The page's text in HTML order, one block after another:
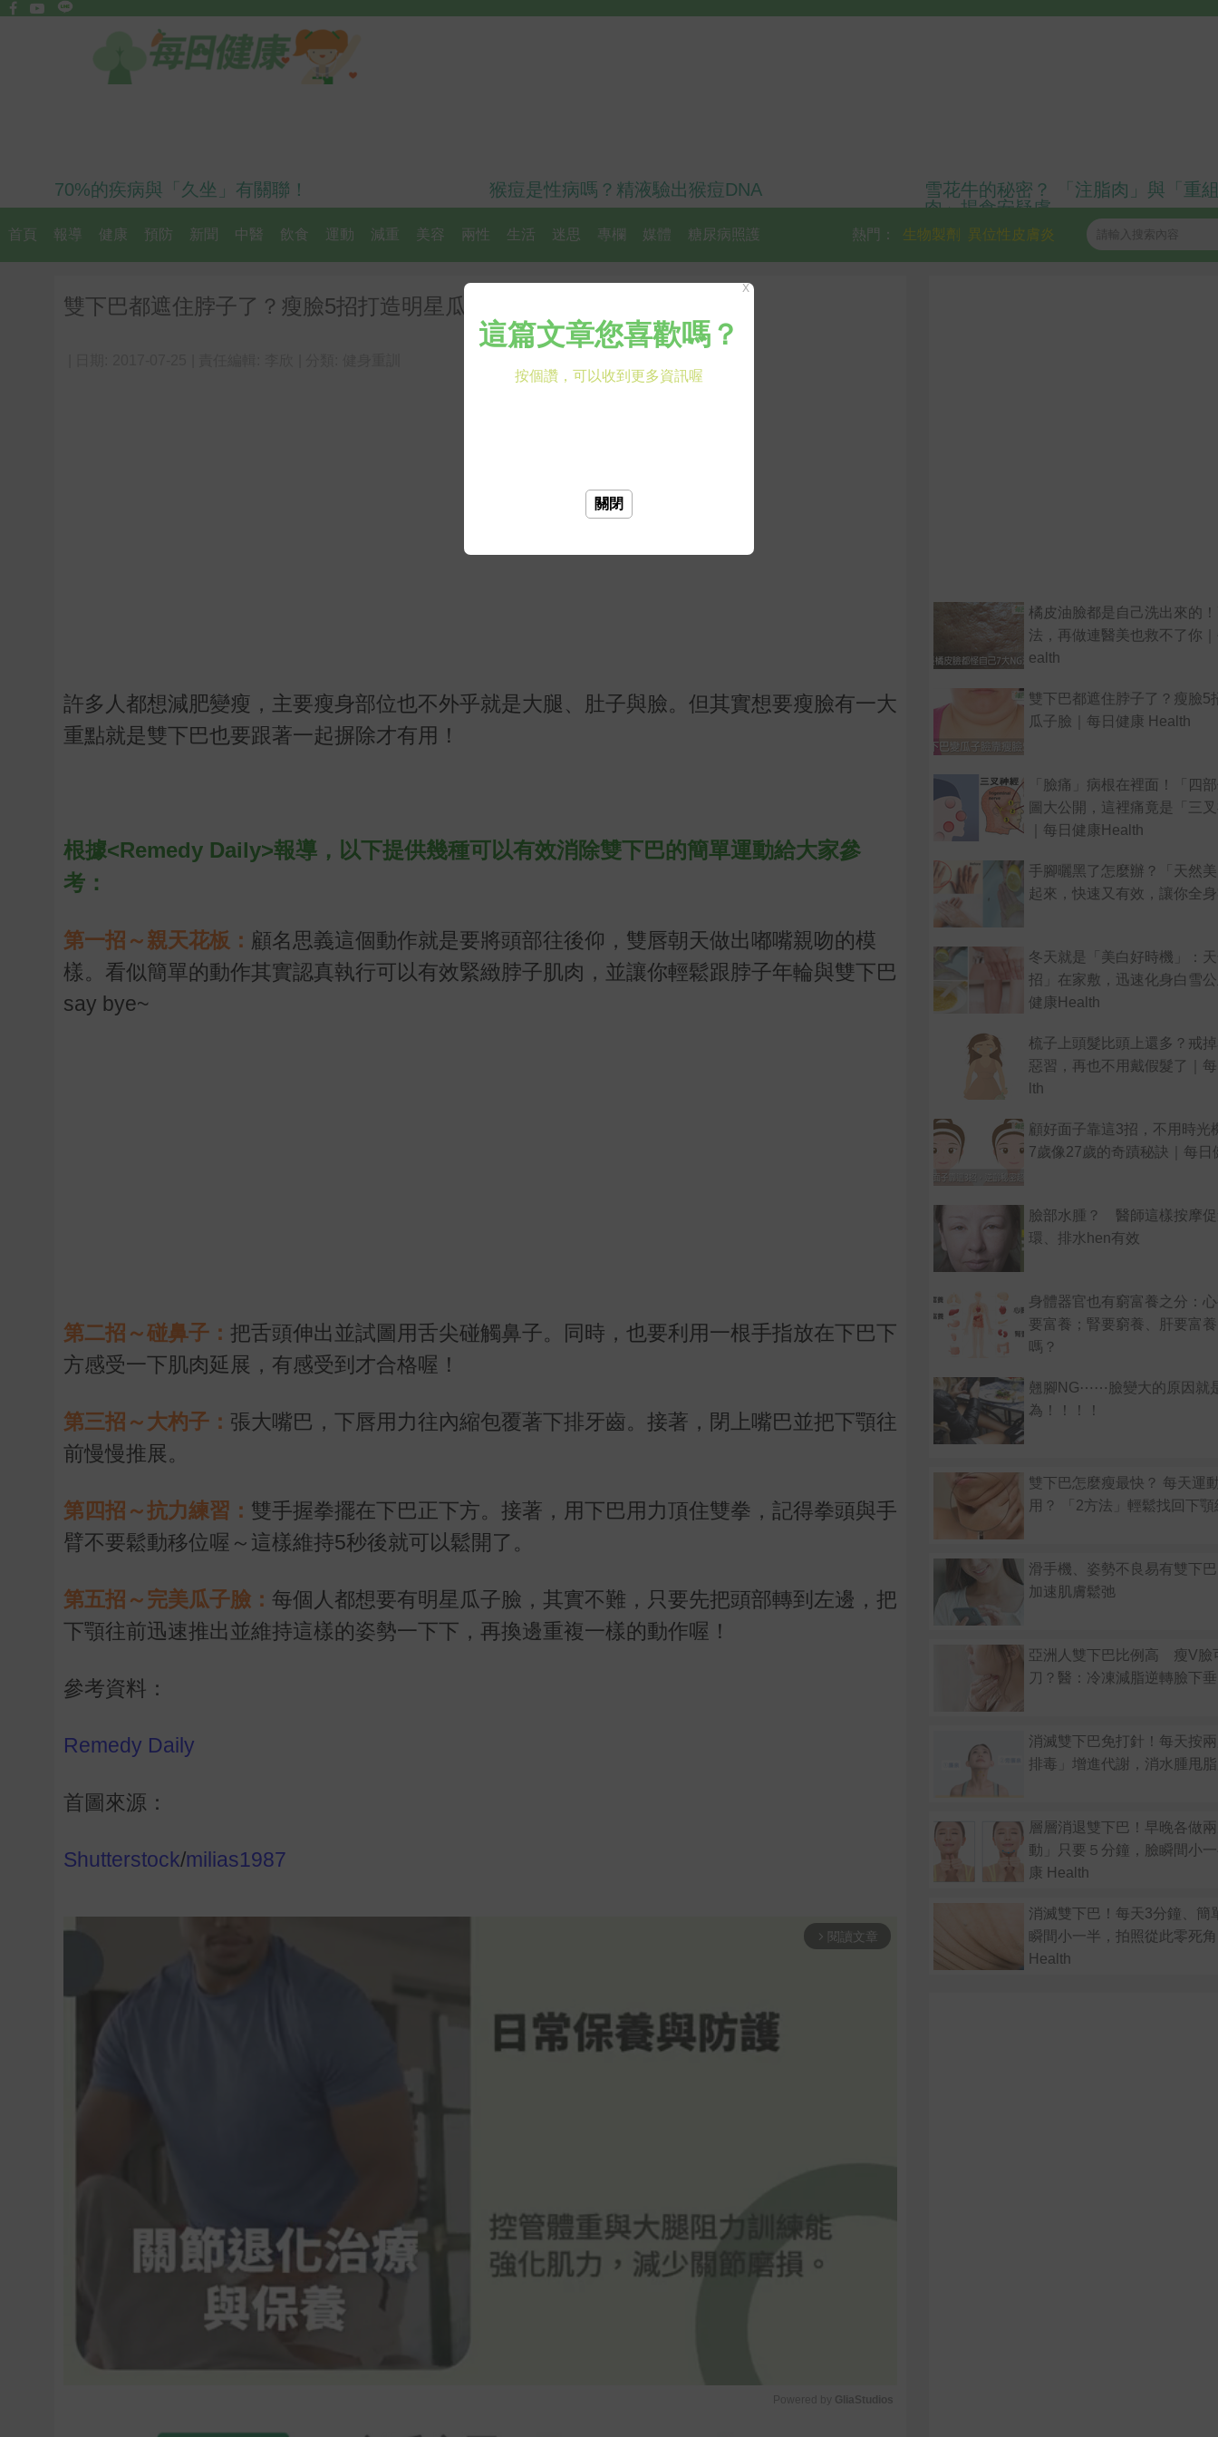
70%的疾病與「久坐」有關聯！ 猴痘是性病嗎？精液驗出猴痘DNA
雪花牛的秘密？ 「注脂肉」與「重
肉」揭食安疑慮
首頁 報導 健康 預防 新聞 中醫 飲食 運動 減重 美容 兩性 生活 迷思 專欄 媒體 糖尿病照護 異位性皮膚炎
生物製劑
熱門：
雙下巴都遮住脖子了？瘦臉5招打造明星瓜子臉｜每日健康 Health
許多人都想減肥變瘦，主要瘦身部位也不外乎就是大腿、肚子與臉。但其實想要瘦臉有一大
重點就是雙下巴也要跟著一起摒除才有用！
根據<Remedy Daily>報導，以下提供幾種可以有效消除雙下巴的簡單運動給大家參
考：
第一招～親天花板： 顧名思義這個動作就是要將頭部往後仰，雙唇朝天做出嘟嘴親吻的模
樣。看似簡單的動作其實認真執行可以有效緊緻脖子肌肉，並讓你輕鬆跟脖子年輪與雙下巴
say bye~
第二招～碰鼻子： 把舌頭伸出並試圖用舌尖碰觸鼻子。同時，也要利用一根手指放在下巴下
方感受一下肌肉延展，有感受到才合格喔！
第三招～大杓子： 張大嘴巴，下唇用力往內縮包覆著下排牙齒。接著，閉上嘴巴並把下顎往
前慢慢推展。
第四招～抗力練習： 雙手握拳擺在下巴正下方。接著，用下巴用力頂住雙拳，記得拳頭與手
臂不要鬆動移位喔～這樣維持5秒後就可以鬆開了。
第五招～完美瓜子臉： 每個人都想要有明星瓜子臉，其實不難，只要先把頭部轉到左邊，把
下顎往前迅速推出並維持這樣的姿勢一下下，再換邊重複一樣的動作喔！
參考資料：
Remedy Daily
首圖來源：
Shutterstock/milias1987
arrow_forward_ios 閱讀文章
Powered by GliaStudios
橘皮油臉都是自己洗出來的
法，再做連醫美也救不了你
ealth
雙下巴都遮住脖子了？瘦臉5
瓜子臉｜每日健康 Health
「臉痛」病根在裡面！「四
圖大公開，這裡痛竟是「三
｜每日健康Health
手腳曬黑了怎麼辦？「天然
起來，快速又有效，讓你全
冬天就是「美白好時機」：
招」在家敷，迅速化身白雪
健康Health
梳子上頭髮比頭上還多？戒
惡習，再也不用戴假髮了｜
lth
顧好面子靠這3招，不用時光
7歲像27歲的奇蹟秘訣｜每日
臉部水腫？ 醫師這樣按摩
環、排水hen有效
身體器官也有窮富養之分：
要富養；腎要窮養、肝要富
嗎？
翹腳NG⋯⋯臉變大的原因就
為！！！！
雙下巴怎麼瘦最快？ 每天運
用？ 「2方法」輕鬆找回下顎
滑手機、姿勢不良易有雙下
加速肌膚鬆弛
亞洲人雙下巴比例高 瘦V臉
刀？醫：冷凍減脂逆轉臉下垂
消滅雙下巴免打針！每天按
排毒」增進代謝，消水腫甩
層層消退雙下巴！早晚各做
動」只要５分鐘，臉瞬間小
康 Health
消滅雙下巴！每天3分鐘、簡
瞬間小一半，拍照從此零死
Health
X
關閉